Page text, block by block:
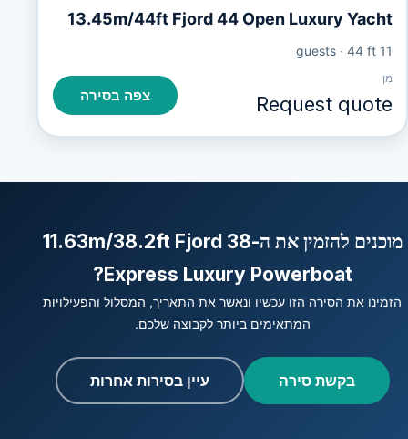
13.45m/44ft Fjord 44 Open Luxury Yacht
11 guests
· 44 ft
מִן
Request quote צפה בסירה
מוכנים להזמין את ה-11.63m/38.2ft Fjord 38
Express Luxury Powerboat?
הזמינו את הסירה הזו עכשיו ונאשר את התאריך, המסלול והפעילויות
המתאימים ביותר לקבוצה שלכם.
בקשת סירה עיין בסירות אחרות